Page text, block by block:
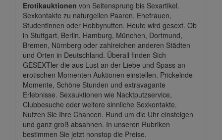
Erotikauktionen von Seitensprung bis Sexartikel.
Sexkontakte zu naturgeilen Paaren, Ehefrauen,
Studentinnen oder Hobbynutten. Heute wird gesext. Ob
in Stuttgart, Berlin, Hamburg, München, Dortmund,
Bremen, Nürnberg oder zahlreichen anderen Städten
und Orten in Deutschland. Überall finden Sich
GESEXTler die aus Lust an der Liebe und Spass an
erotischen Momenten Auktionen einstellen. Prickelnde
Momente, Schöne Stunden und extravagante
Erlebnisse. Sexauktionen wie Nacktputzservice,
Clubbesuche oder weitere sinnliche Sexkontakte.
Nutzen Sie Ihre Chancen. Rund um die Uhr einsteigen
und ganz groß absahnen. In unseren Rubriken
bestimmen Sie jetzt nonstop die Preise.